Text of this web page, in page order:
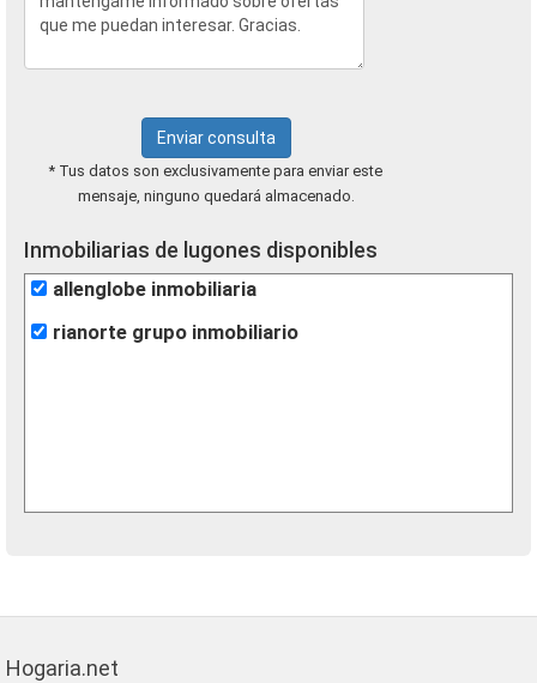
Enviar consulta
* Tus datos son exclusivamente para enviar este
mensaje, ninguno quedará almacenado.
Inmobiliarias de lugones disponibles
allenglobe inmobiliaria
rianorte grupo inmobiliario
Hogaria.net